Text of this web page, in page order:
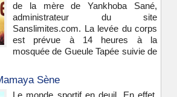
de la mère de Yankhoba Sané,
administrateur du site
Sanslimites.com. La levée du corps
est prévue à 14 heures à la
mosquée de Gueule Tapée suivie de
Sène
Le monde sportif en deuil. En effet,